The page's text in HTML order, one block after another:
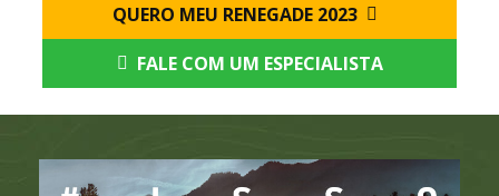
QUERO MEU RENEGADE 2023
FALE COM UM ESPECIALISTA